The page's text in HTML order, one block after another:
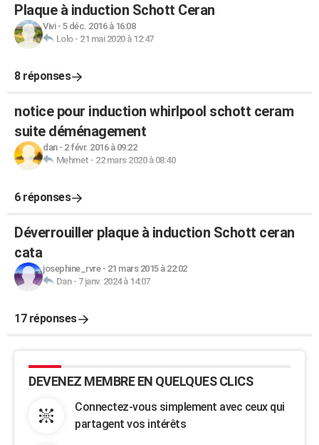
Plaque à induction Schott Ceran
Vivi- 5 déc. 2016 à 16:08
Lolo- 21 mai 2020 à 12:47
8 réponses
notice pour induction whirlpool schott ceram
suite déménagement
dan- 2 févr. 2016 à 09:22
Mehmet - 22 mars 2020 à 08:40
6 réponses
Déverrouiller plaque à induction Schott ceran
cata
josephine_rvre- 21 mars 2015 à 22:02
Dan- 7 janv. 2024 à 14:07
17 réponses
DEVENEZ MEMBRE EN QUELQUES CLICS
Connectez-vous simplement avec ceux qui
partagent vos intérêts